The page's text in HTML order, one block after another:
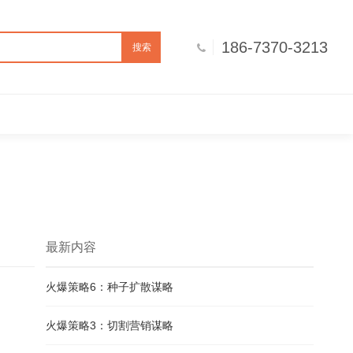
186-7370-3213
搜索
最新内容
火爆策略6：种子扩散谋略
火爆策略3：切割营销谋略